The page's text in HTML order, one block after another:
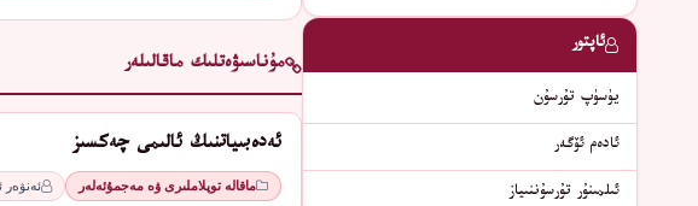
مۇناسىۋەتلىك ماقالىلەر
ئەدەبىياتنىڭ ئالىمى چەكسىز
ماقالە توپلاملىرى ۋە مەجمۇئەلەر ئەنۋەر
ئاپتور
يۈسۈپ تۇرسۇن
ﺋﺎﺩﻩﻡ ﺋﯚﮔﻪﺭ
ئىلمىنۇر تۇرسۇننىياز